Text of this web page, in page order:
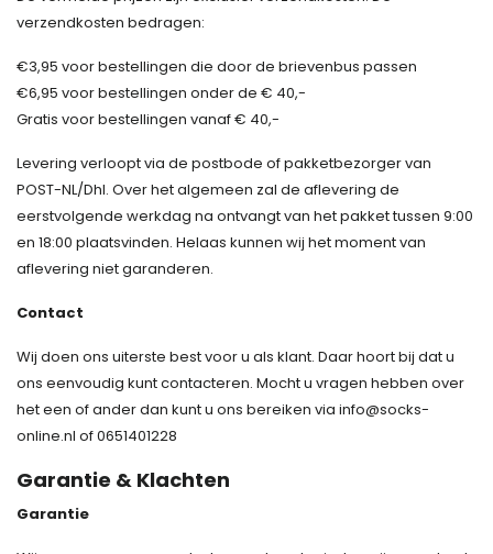
verzendkosten bedragen:
€3,95 voor bestellingen die door de brievenbus passen
€6,95 voor bestellingen onder de € 40,-
Gratis voor bestellingen vanaf € 40,-
Levering verloopt via de postbode of pakketbezorger van
POST-NL/Dhl. Over het algemeen zal de aflevering de
eerstvolgende werkdag na ontvangt van het pakket tussen 9:00
en 18:00 plaatsvinden. Helaas kunnen wij het moment van
aflevering niet garanderen.
Contact
Wij doen ons uiterste best voor u als klant. Daar hoort bij dat u
ons eenvoudig kunt contacteren. Mocht u vragen hebben over
het een of ander dan kunt u ons bereiken via info@socks-
online.nl of 0651401228
Garantie & Klachten
Garantie